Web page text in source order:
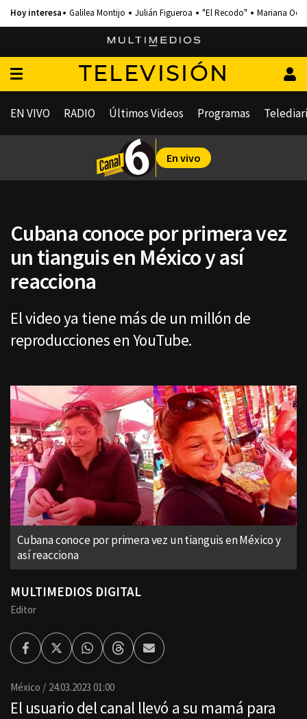
Galilea Montijo Julián Figueroa "El Recodo" Mariana
TELEVISIÓN
EN VIVO RADIO Últimos Videos Programas
En vivo
Cubana conoce por primera vez
un tianguis en México y así
reacciona
El video ya tiene más de un millón de
reproducciones en YouTube.
Cubana conoce por primera vez un tianguis en México y
así reacciona
MULTIMEDIOS DIGITAL
Editor
FacebookTwitterWhatsappThreadsEnviar
por
México 24.03.2023 01:00
El usuario del canal llevó a su mamá para